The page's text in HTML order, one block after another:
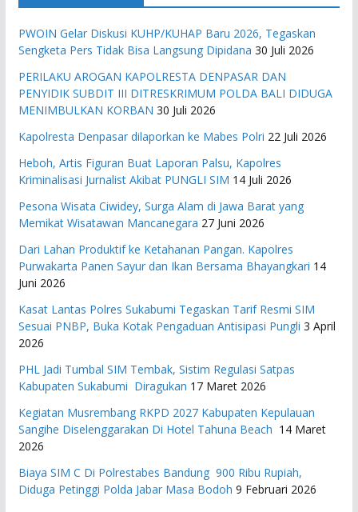
PWOIN Gelar Diskusi KUHP/KUHAP Baru 2026, Tegaskan
Sengketa Pers Tidak Bisa Langsung Dipidana 30 Juli 2026
PERILAKU AROGAN KAPOLRESTA DENPASAR DAN
PENYIDIK SUBDIT III DITRESKRIMUM POLDA BALI DIDUGA
MENIMBULKAN KORBAN 30 Juli 2026
Kapolresta Denpasar dilaporkan ke Mabes Polri 22 Juli 2026
Heboh, Artis Figuran Buat Laporan Palsu, Kapolres
Kriminalisasi Jurnalist Akibat PUNGLI SIM 14 Juli 2026
Pesona Wisata Ciwidey, Surga Alam di Jawa Barat yang
Memikat Wisatawan Mancanegara 27 Juni 2026
Dari Lahan Produktif ke Ketahanan Pangan. Kapolres
Purwakarta Panen Sayur dan Ikan Bersama Bhayangkari 14
Juni 2026
Kasat Lantas Polres Sukabumi Tegaskan Tarif Resmi SIM
Sesuai PNBP, Buka Kotak Pengaduan Antisipasi Pungli 3 April
2026
PHL Jadi Tumbal SIM Tembak, Sistim Regulasi Satpas
Kabupaten Sukabumi Diragukan 17 Maret 2026
Kegiatan Musrembang RKPD 2027 ​Kabupaten Kepulauan
Sangihe Diselenggarakan Di Hotel Tahuna Beach 14 Maret
2026
Biaya SIM C Di Polrestabes Bandung 900 Ribu Rupiah,
Diduga Petinggi Polda Jabar Masa Bodoh 9 Februari 2026